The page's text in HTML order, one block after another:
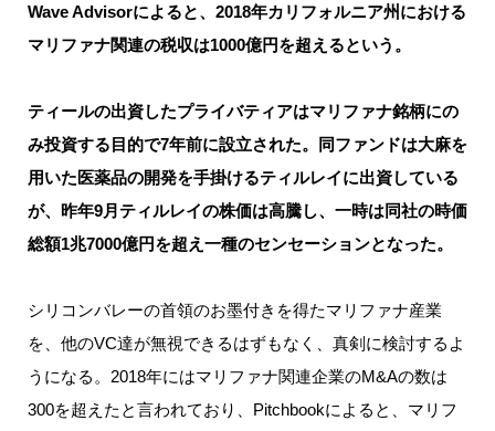
Wave Advisorによると、2018年カリフォルニア州における
マリファナ関連の税収は1000億円を超えるという。
ティールの出資したプライバティアはマリファナ銘柄にの
み投資する目的で7年前に設立された。同ファンドは大麻を
用いた医薬品の開発を手掛けるティルレイに出資している
が、昨年9月ティルレイの株価は高騰し、一時は同社の時価
総額1兆7000億円を超え一種のセンセーションとなった。
シリコンバレーの首領のお墨付きを得たマリファナ産業
を、他のVC達が無視できるはずもなく、真剣に検討するよ
うになる。2018年にはマリファナ関連企業のM&Aの数は
300を超えたと言われており、Pitchbookによると、マリフ